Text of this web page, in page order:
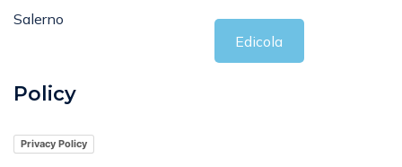
Salerno
Edicola
Policy
Privacy Policy